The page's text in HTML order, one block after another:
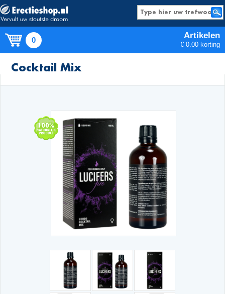
0 Artikelen
€ 0.00 korting
Cocktail Mix